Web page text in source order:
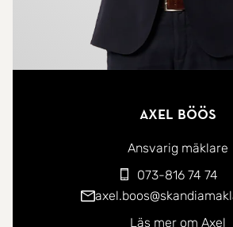
Badrummet är helkaklat och
samband med föreningens
Fredriksdal i Helsingborg är ett
familjevänligt område som
stadens puls med grönskande
bor du med bra kommunikationer,
Axel Böös
Ansvarig mäklare
073-816 74 74
Läs mer om Axel